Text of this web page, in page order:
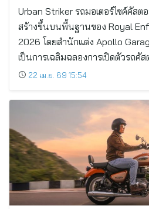
Urban Striker รถมอเตอร์ไซค์คัส
สร้างขึ้นบนพื้นฐานของ Royal
2026 โดยสำนักแต่ง Apollo
เป็นการเฉลิมฉลองการเปิดตัวรถคั
22 เม.ย. 69 15:54